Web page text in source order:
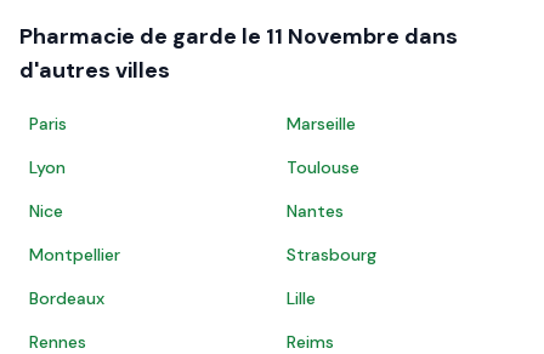
Pharmacie de garde le 11 Novembre dans
d'autres villes
Paris
Marseille
Lyon
Toulouse
Nice
Nantes
Montpellier
Strasbourg
Bordeaux
Lille
Rennes
Reims